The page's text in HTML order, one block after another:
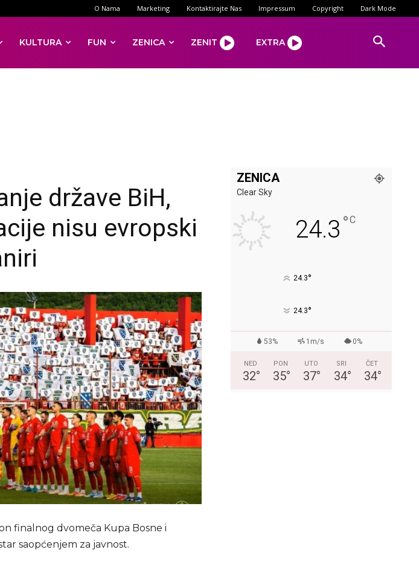
O Nama Marketing Kontaktirajte Nas Impressum Copyright Dark Mode
KULTURA FUN ZENICA ZENIT EXTRA
države BiH,
nisu evropski
finalnog dvomeča Kupa Bosne i
saopćenjem za javnost.
ZENICA
Clear Sky
24.3 °C
24.3°
24.3°
53% 1m/s 0%
NED
32°
PON
35°
UTO
37°
SRI
34°
ČET
34°